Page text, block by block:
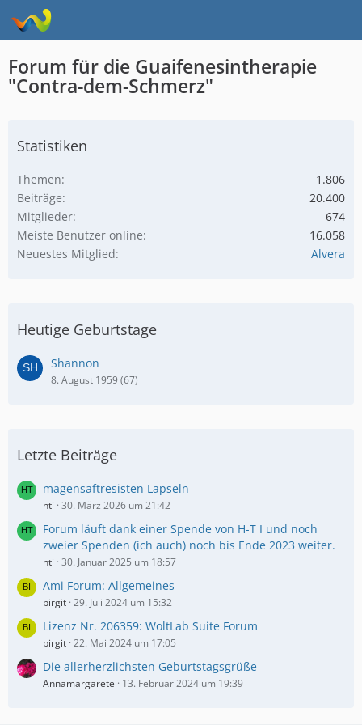
Forum für die Guaifenesintherapie
"Contra-dem-Schmerz"
Statistiken
Themen
1.806
Beiträge
20.400
Mitglieder
674
Meiste Benutzer online
16.058
Neuestes Mitglied
Alvera
Heutige Geburtstage
Shannon
8. August 1959 (67)
Letzte Beiträge
magensaftresisten Lapseln
hti 30. März 2026 um 21:42
Forum läuft dank einer Spende von H-T I und noch
zweier Spenden (ich auch) noch bis Ende 2023 weiter.
hti 30. Januar 2025 um 18:57
Ami Forum: Allgemeines
birgit 29. Juli 2024 um 15:32
Lizenz Nr. 206359: WoltLab Suite Forum
birgit 22. Mai 2024 um 17:05
Die allerherzlichsten Geburtstagsgrüße
Annamargarete 13. Februar 2024 um 19:39